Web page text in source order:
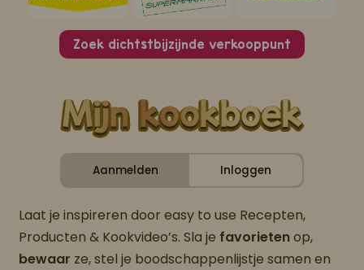
Zoek dichtstbijzijnde verkooppunt
Aanmelden Inloggen
Laat je inspireren door easy to use Recepten,
Producten & Kookvideo’s. Sla je favorietenop,
bewaar ze, stel je boodschappenlijstje samen en